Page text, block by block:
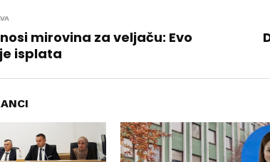
mirovina za veljaču: Evo
isplata